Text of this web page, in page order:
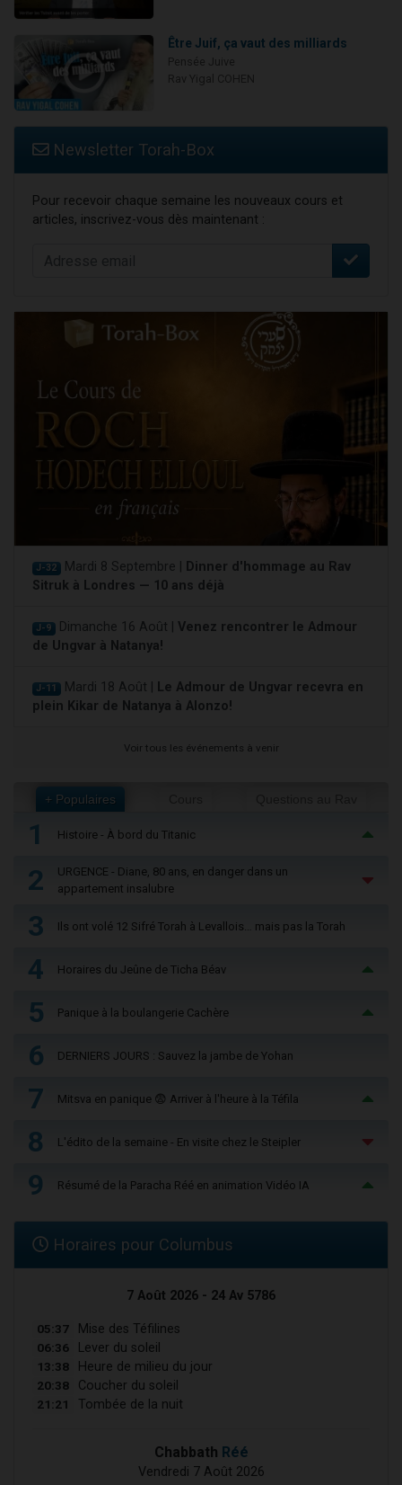
Être Juif, ça vaut des milliards
Newsletter Torah-Box
Pour recevoir chaque semaine les nouveaux cours et
articles, inscrivez-vous dès maintenant :
J-32 Mardi 8 Septembre |
Dinner d'hommage au Rav
Sitruk à Londres — 10 ans déjà
J-9 Dimanche 16 Août | Venez rencontrer le Admour
de Ungvar à Natanya!
J-11 Mardi 18 Août |
Le Admour de Ungvar recevra en
plein Kikar de Natanya à Alonzo!
Voir tous les événements à venir
+ Populaires
1 Histoire - À bord du Titanic
2
URGENCE - Diane, 80 ans, en danger dans un
appartement insalubre
3 Ils ont volé 12 Sifré Torah à Levallois… mais pas la Torah
4 Horaires du Jeûne de Ticha Béav
5 Panique à la boulangerie Cachère
6 DERNIERS JOURS : Sauvez la jambe de Yohan
7 Mitsva en panique 😨 Arriver à l'heure à la Téfila
8 L'édito de la semaine - En visite chez le Steipler
9 Résumé de la Paracha Réé en animation Vidéo IA
Horaires pour Columbus
7 Août 2026 - 24 Av 5786
05:37 Mise des Téfilines
06:36 Lever du soleil
13:38 Heure de milieu du jour
20:38 Coucher du soleil
21:21 Tombée de la nuit
Chabbath Réé
Vendredi 7 Août 2026